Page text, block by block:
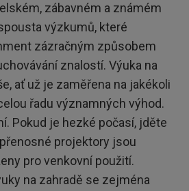
zábavném a známém
výzkumů, které
zázračným způsobem
znalostí. Výuka na
ať už je zaměřena na jakékoli
řadu významných výhod.
Pokud je hezké počasí, jděte
projektory jsou
pro venkovní použití.
na zahradě se zejména